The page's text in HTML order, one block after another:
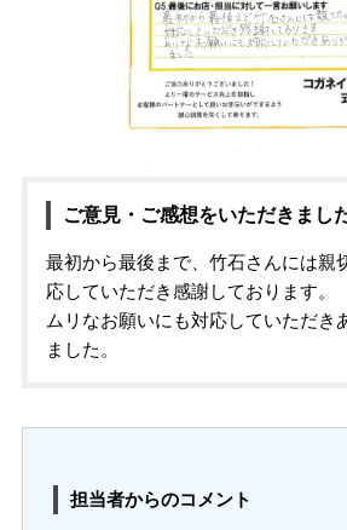
ご意見・ご感想をいただきまし
最初から最後まで、竹石さんには親
応していただき感謝しております。
ムリなお願いにも対応していただき
ました。
担当者からのコメント